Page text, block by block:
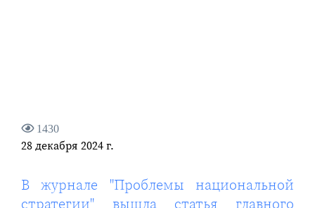
1430
28 декабря 2024 г.
В журнале "Проблемы национальной
стратегии" вышла статья главного